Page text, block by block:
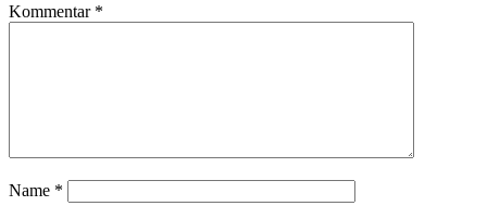
Kommentar *
Name *